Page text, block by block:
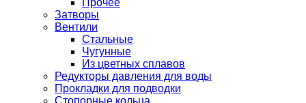
Прочее
Затворы
Вентили
Стальные
Чугунные
Из цветных сплавов
Редукторы давления для воды
Прокладки для подводки